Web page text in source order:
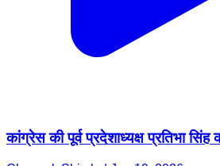
कांग्रेस की पूर्व प्रदेशाध्यक्ष प्रतिभा सिंह